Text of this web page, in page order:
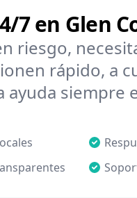
7 en Glen
riesgo,
rápido, a
siempre